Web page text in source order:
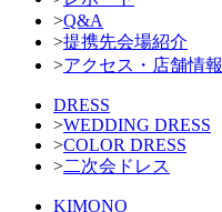
>Q&A
>提携先会場紹介
>アクセス・店舗情報
DRESS
>WEDDING DRESS
>COLOR DRESS
>二次会ドレス
KIMONO